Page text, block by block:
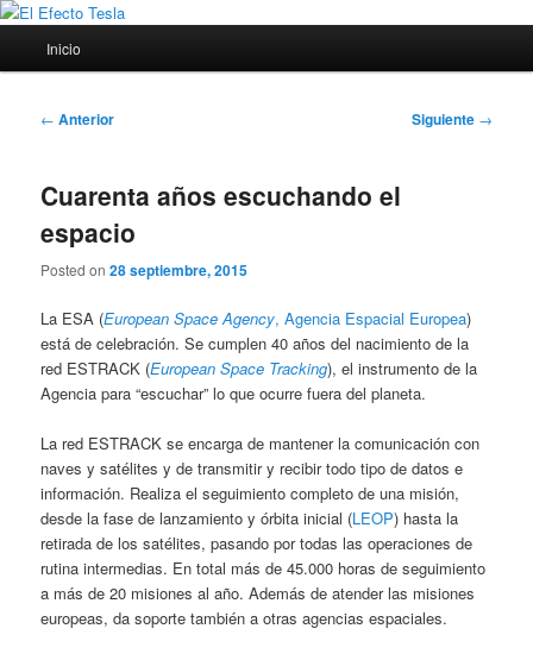
Ir
contenido
El Efecto Tesla
Porque siempre viene bien un poco de ciencia
principal
Inicio
Navegación
← Anterior Siguiente →
Cuarenta años escuchando el
espacio
Posted on28 septiembre, 2015
La ESA (European Space Agency, Agencia Espacial Europea)
está de celebración. Se cumplen 40 años del nacimiento de la
red ESTRACK (European Space Tracking), el instrumento de la
Agencia para “escuchar” lo que ocurre fuera del planeta.
La red ESTRACK se encarga de mantener la comunicación con
naves y satélites y de transmitir y recibir todo tipo de datos e
información. Realiza el seguimiento completo de una misión,
desde la fase de lanzamiento y órbita inicial (LEOP) hasta la
retirada de los satélites, pasando por todas las operaciones de
rutina intermedias. En total más de 45.000 horas de seguimiento
a más de 20 misiones al año. Además de atender las misiones
europeas, da soporte también a otras agencias espaciales.